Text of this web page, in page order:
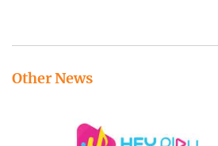
Other News